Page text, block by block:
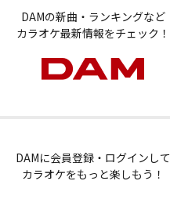
DAMの新曲・ランキングなど
カラオケ最新情報をチェック！
DAMに会員登録・ログインして
カラオケをもっと楽しもう！